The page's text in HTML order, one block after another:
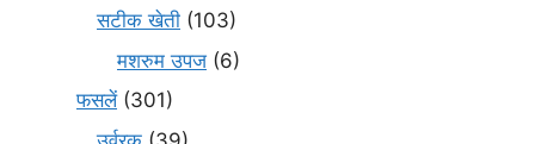
सटीक खेती (103)
मशरुम उपज (6)
फसलें(301)